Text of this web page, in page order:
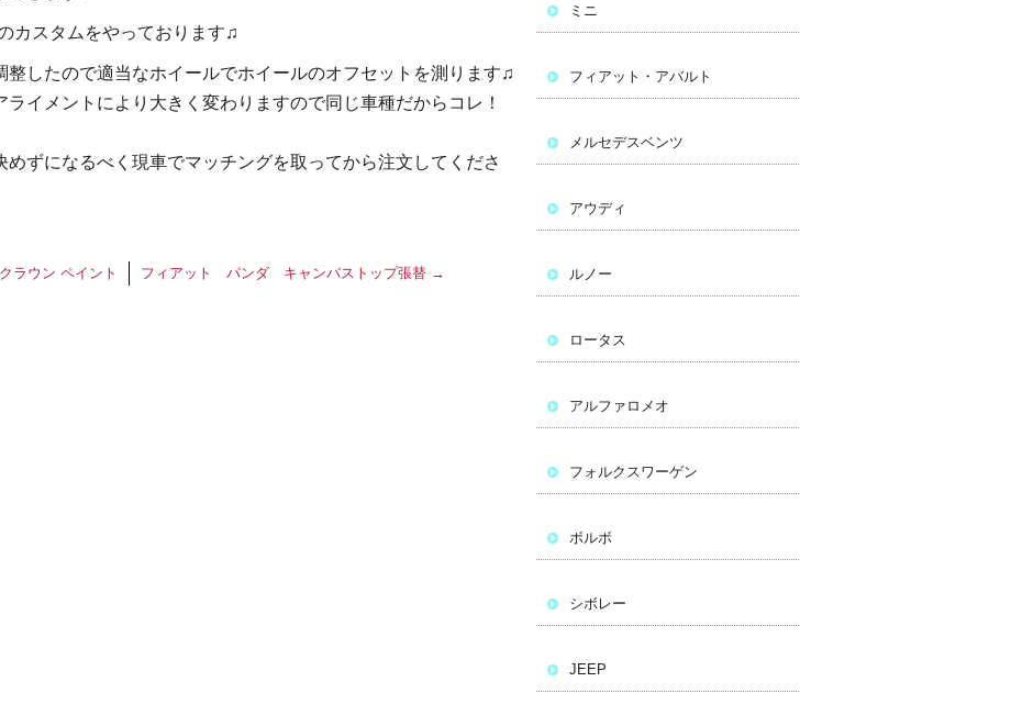
カスタムをやっております♫
したので適当なホイールでホイールのオフセットを測ります♫
イメントにより大きく変わりますので同じ車種だからコレ！
ずになるべく現車でマッチングを取ってから注文してくださ
クラウン ペイント フィアット パンダ キャンバストップ張替 →
ミニ
フィアット・アバルト
メルセデスベンツ
アウディ
ルノー
ロータス
アルファロメオ
フォルクスワーゲン
ボルボ
シボレー
JEEP